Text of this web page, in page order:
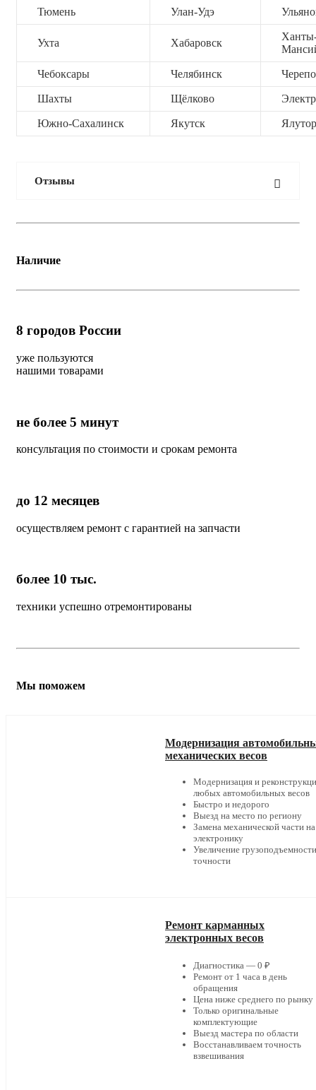
Тюмень Улан-Удэ
Ухта Хабаровск
Чебоксары Челябинск
Шахты Щёлково
Южно-Сахалинск Якутск
Отзывы
Наличие
8 городов России
уже пользуются
нашими товарами
не более 5 минут
консультация по стоимости и срокам ремонта
до 12 месяцев
осуществляем ремонт с гарантией на запчасти
более 10 тыс.
техники успешно отремонтированы
Мы поможем
Модернизация
механических весов
Модернизация и
любых автомобильных весов
Быстро и недорого
Выезд на место по региону
Замена механической части на
электронику
Увеличение
точности
Ремонт карманных
электронных весов
Диагностика — 0 ₽
Ремонт от 1 часа в день
обращения
Цена ниже среднего по рынку
Только оригинальные
комплектующие
Выезд мастера по области
Восстанавливаем точность
взвешивания